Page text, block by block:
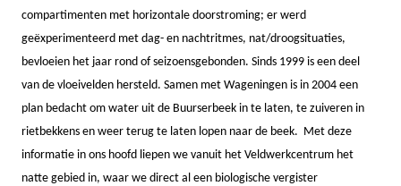
compartimenten met horizontale doorstroming; er werd
geëxperimenteerd met dag- en nachtritmes, nat/droogsituaties,
bevloeien het jaar rond of seizoensgebonden. Sinds 1999 is een deel
van de vloeivelden hersteld. Samen met Wageningen is in 2004 een
plan bedacht om water uit de Buurserbeek in te laten, te zuiveren in
rietbekkens en weer terug te laten lopen naar de beek. Met deze
informatie in ons hoofd liepen we vanuit het Veldwerkcentrum het
natte gebied in, waar we direct al een biologische vergister